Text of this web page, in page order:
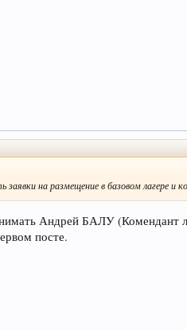
на размещение в базовом лагере и
Андрей БАЛУ (Комендант
посте.